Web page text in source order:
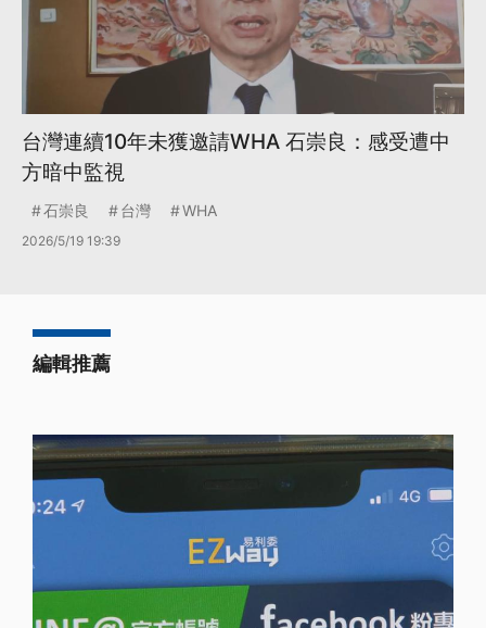
台灣連續10年未獲邀請WHA 石崇良：感受遭中
方暗中監視
石崇良 台灣 WHA
2026/5/19 19:39
編輯推薦